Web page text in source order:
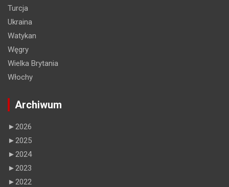
Turcja
Ukraina
Watykan
Węgry
Wielka Brytania
Włochy
Archiwum
►2026
►2025
►2024
►2023
►2022